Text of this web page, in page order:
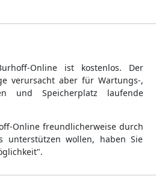
Online ist kostenlos. Der
verursacht aber für Wartungs-,
und Speicherplatz laufende
Online freundlicherweise durch
unterstützen wollen, haben Sie